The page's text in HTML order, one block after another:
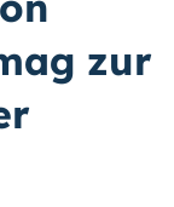
zur